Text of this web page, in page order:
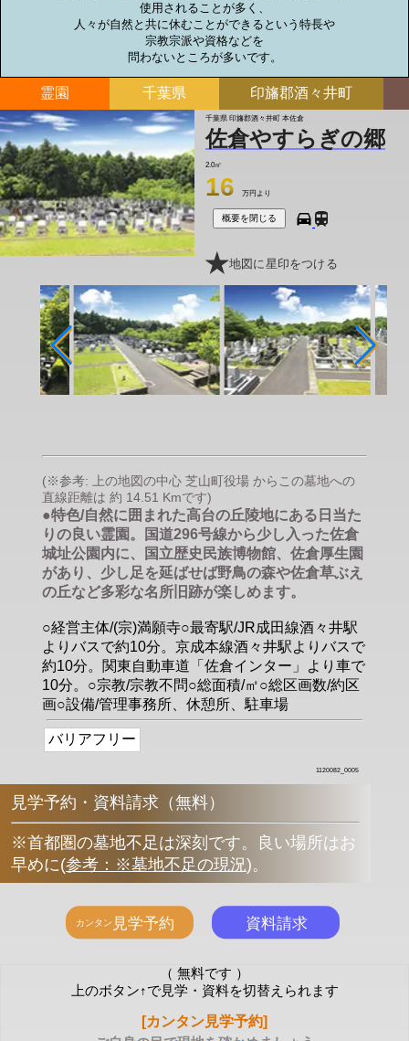
使用されることが多く、
人々が自然と共に休むことができるという特長や
宗教宗派や資格などを
問わないところが多いです。
霊園 千葉県 印旛郡酒々井町
千葉県 印旛郡酒々井町 本佐倉
佐倉やすらぎの郷
2.0㎡
16 万円より
概要を閉じる
地図に星印をつける
(※参考: 上の地図の中心 芝山町役場 からこの墓地への
直線距離は 約 14.51 Kmです)
●特色/自然に囲まれた高台の丘陵地にある日当た
りの良い霊園。国道296号線から少し入った佐倉
城址公園内に、国立歴史民族博物館、佐倉厚生園
があり、少し足を延ばせば野鳥の森や佐倉草ぶえ
の丘など多彩な名所旧跡が楽しめます。
○経営主体/(宗)満願寺○最寄駅/JR成田線酒々井駅
よりバスで約10分。京成本線酒々井駅よりバスで
約10分。関東自動車道「佐倉インター」より車で
10分。○宗教/宗教不問○総面積/㎡○総区画数/約区
画○設備/管理事務所、休憩所、駐車場
バリアフリー
1120082_0005
見学予約・資料請求（無料）
※首都圏の墓地不足は深刻です。良い場所はお
早めに(参考：※墓地不足の現況)。
（ 無料です ）
上のボタン↑で見学・資料を切替えられます
[カンタン見学予約]